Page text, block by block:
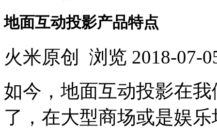
地面互动投影产品特点
火米原创 浏览 2018-07-
如今，地面互动投影在
了，在大型商场或是娱